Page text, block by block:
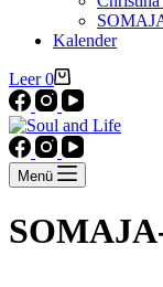
Kalender
Warenkorb
Leer 0
Menü